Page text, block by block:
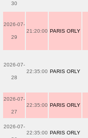
30
2026-07-
29
21:20:00 PARIS ORLY
2026-07-
28
22:35:00 PARIS ORLY
2026-07-
27
22:35:00 PARIS ORLY
2026-07-
22:35:00 PARIS ORLY